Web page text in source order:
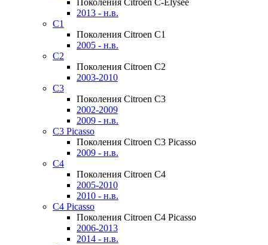
Поколения Citroen C-Elysee
2013 - н.в.
C1
Поколения Citroen C1
2005 - н.в.
C2
Поколения Citroen C2
2003-2010
C3
Поколения Citroen C3
2002-2009
2009 - н.в.
C3 Picasso
Поколения Citroen C3 Picasso
2009 - н.в.
C4
Поколения Citroen C4
2005-2010
2010 - н.в.
C4 Picasso
Поколения Citroen C4 Picasso
2006-2013
2014 - н.в.